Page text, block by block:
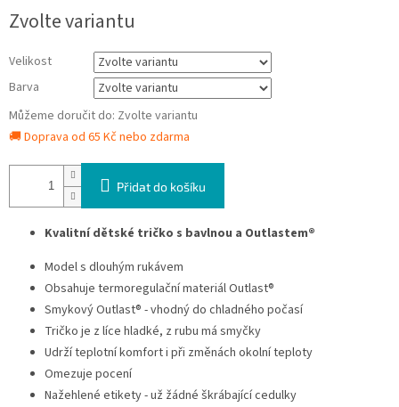
cena:
Zvolte variantu
Velikost
Barva
Můžeme doručit do: Zvolte variantu
🚚 Doprava od 65 Kč nebo zdarma
Přidat do košíku
Kvalitní dětské tričko s bavlnou a Outlastem®
Model s dlouhým rukávem
Obsahuje termoregulační materiál Outlast®
Smykový Outlast® - vhodný do chladného počasí
Tričko je z líce hladké, z rubu má smyčky
Udrží teplotní komfort i při změnách okolní teploty
Omezuje pocení
Nažehlené etikety - už žádné škrábající cedulky